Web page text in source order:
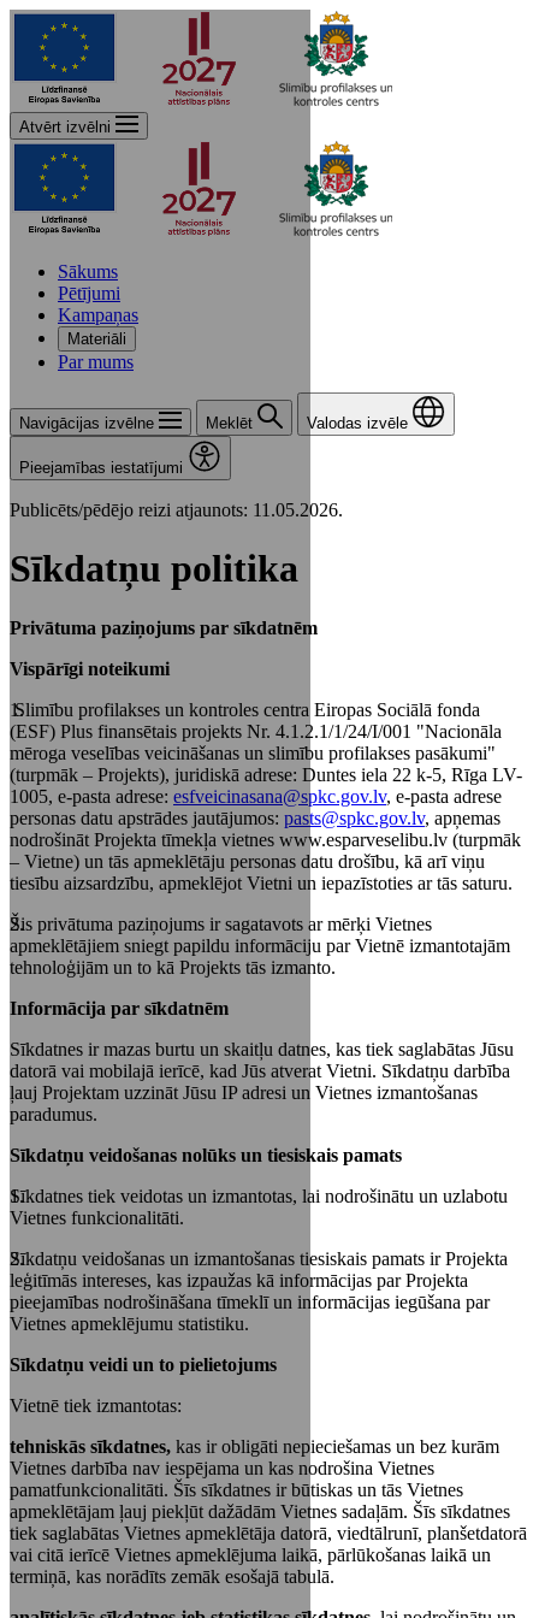
Atvērt izvēlni
Sākums
Pētījumi
Kampaņas
Materiāli
Par mums
Navigācijas izvēlne Meklēt Valodas izvēle
Pieejamības iestatījumi
Publicēts/pēdējo reizi atjaunots: 11.05.2026.
Sīkdatņu politika
Privātuma paziņojums par sīkdatnēm
Vispārīgi noteikumi
Slimību profilakses un kontroles centra Eiropas Sociālā fonda
(ESF) Plus finansētais projekts Nr. 4.1.2.1/1/24/I/001 "Nacionāla
mēroga veselības veicināšanas un slimību profilakses pasākumi"
(turpmāk – Projekts), juridiskā adrese: Duntes iela 22 k-5, Rīga LV-
1005, e-pasta adrese: esfveicinasana@spkc.gov.lv, e-pasta adrese
personas datu apstrādes jautājumos: pasts@spkc.gov.lv, apņemas
nodrošināt Projekta tīmekļa vietnes www.esparveselibu.lv (turpmāk
– Vietne) un tās apmeklētāju personas datu drošību, kā arī viņu
tiesību aizsardzību, apmeklējot Vietni un iepazīstoties ar tās saturu.
Šis privātuma paziņojums ir sagatavots ar mērķi Vietnes
apmeklētājiem sniegt papildu informāciju par Vietnē izmantotajām
tehnoloģijām un to kā Projekts tās izmanto.
Informācija par sīkdatnēm
Sīkdatnes ir mazas burtu un skaitļu datnes, kas tiek saglabātas Jūsu
datorā vai mobilajā ierīcē, kad Jūs atverat Vietni. Sīkdatņu darbība
ļauj Projektam uzzināt Jūsu IP adresi un Vietnes izmantošanas
paradumus.
Sīkdatņu veidošanas nolūks un tiesiskais pamats
Sīkdatnes tiek veidotas un izmantotas, lai nodrošinātu un uzlabotu
Vietnes funkcionalitāti.
Sīkdatņu veidošanas un izmantošanas tiesiskais pamats ir Projekta
leģitīmās intereses, kas izpaužas kā informācijas par Projekta
pieejamības nodrošināšana tīmeklī un informācijas iegūšana par
Vietnes apmeklējumu statistiku.
Sīkdatņu veidi un to pielietojums
Vietnē tiek izmantotas:
tehniskās sīkdatnes, kas ir obligāti nepieciešamas un bez kurām
Vietnes darbība nav iespējama un kas nodrošina Vietnes
pamatfunkcionalitāti. Šīs sīkdatnes ir būtiskas un tās Vietnes
apmeklētājam ļauj piekļūt dažādām Vietnes sadaļām. Šīs sīkdatnes
tiek saglabātas Vietnes apmeklētāja datorā, viedtālrunī, planšetdatorā
vai citā ierīcē Vietnes apmeklējuma laikā, pārlūkošanas laikā un
termiņā, kas norādīts zemāk esošajā tabulā.